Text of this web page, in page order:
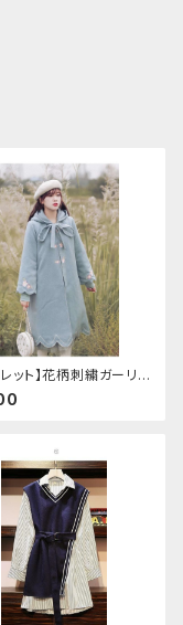
レット】花柄刺繍ガーリー
ト（Lサイズ